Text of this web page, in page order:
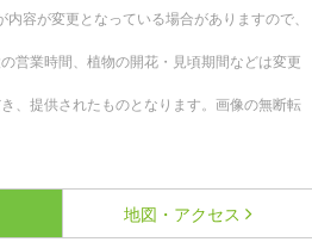
容が変更となっている場合がありますので、
営業時間、植物の開花・見頃期間などは変更
、提供されたものとなります。画像の無断転
地図・アクセス